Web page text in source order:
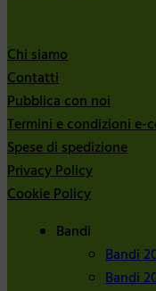
Chi siamo
Contatti
Pubblica con noi
Termini e condizioni e-
Spese di spedizione
Privacy Policy
Cookie Policy
Bandi
Bandi
Bandi